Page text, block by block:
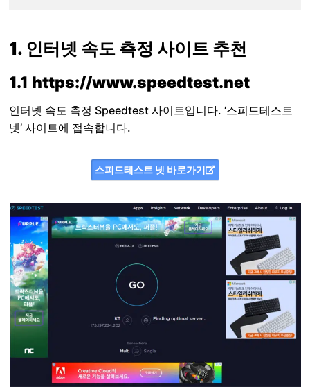
1. 인터넷 속도 측정 사이트 추천
1.1 https://www.speedtest.net
인터넷 속도 측정 Speedtest 사이트입니다. ‘스피드테스트
넷’ 사이트에 접속합니다.
스피드테스트 넷 바로가기